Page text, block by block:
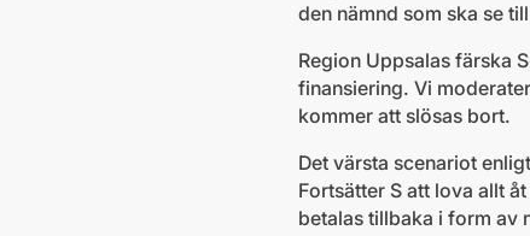
den nämnd som ska se
Region Uppsalas färska
finansiering. Vi
kommer att slösas bort.
Det värsta scenariot
Fortsätter S att lova allt
betalas tillbaka i form av